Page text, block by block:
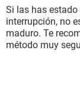
Si las has
interrupción, no
maduro. Te
método muy